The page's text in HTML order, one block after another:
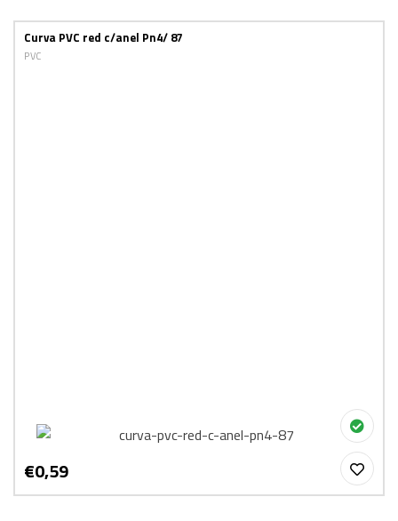
Curva PVC red c/anel Pn4/ 87
PVC
€0,59